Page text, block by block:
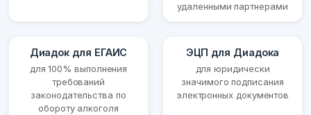
удаленными партнерами
Диадок для ЕГАИС
для 100% выполнения
требований
законодательства по
обороту алкоголя
ЭЦП для Диадока
для юридически
значимого подписания
электронных документов